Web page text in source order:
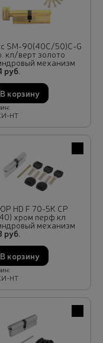
SM-90(40C/50)C-G
кл/верт золото
механизм
руб.
В корзину
НТ
В
HD F 70-5К CP
хром перф.кл
механизм
руб.
В корзину
НТ
В